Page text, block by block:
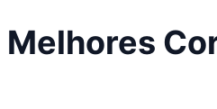
Melhores